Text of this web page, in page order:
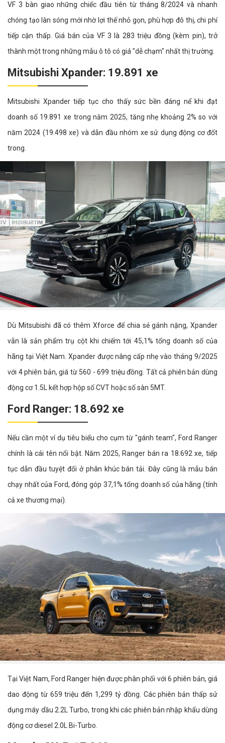
VF 3 bàn giao những chiếc đầu tiên từ tháng 8/2024 và nhanh
chóng tạo làn sóng mới nhờ lợi thế nhỏ gọn, phù hợp đô thị, chi phí
tiếp cận thấp. Giá bán của VF 3 là 283 triệu đồng (kèm pin), trở
thành một trong những mẫu ô tô có giá "dễ chạm" nhất thị trường.
Mitsubishi Xpander: 19.891 xe
Mitsubishi Xpander tiếp tục cho thấy sức bền đáng nể khi đạt
doanh số 19.891 xe trong năm 2025, tăng nhẹ khoảng 2% so với
năm 2024 (19.498 xe) và dẫn đầu nhóm xe sử dụng động cơ đốt
trong.
Dù Mitsubishi đã có thêm Xforce để chia sẻ gánh nặng, Xpander
vẫn là sản phẩm trụ cột khi chiếm tới 45,1% tổng doanh số của
hãng tại Việt Nam. Xpander được nâng cấp nhẹ vào tháng 9/2025
với 4 phiên bản, giá từ 560 - 699 triệu đồng. Tất cả phiên bản dùng
động cơ 1.5L kết hợp hộp số CVT hoặc số sàn 5MT.
Ford Ranger: 18.692 xe
Nếu cần một ví dụ tiêu biểu cho cụm từ "gánh team", Ford Ranger
chính là cái tên nổi bật. Năm 2025, Ranger bán ra 18.692 xe, tiếp
tục dẫn đầu tuyệt đối ở phân khúc bán tải. Đây cũng là mẫu bán
chạy nhất của Ford, đóng góp 37,1% tổng doanh số của hãng (tính
cả xe thương mại).
Tại Việt Nam, Ford Ranger hiện được phân phối với 6 phiên bản, giá
dao động từ 659 triệu đến 1,299 tỷ đồng. Các phiên bản thấp sử
dụng máy dầu 2.2L Turbo, trong khi các phiên bản nhập khẩu dùng
động cơ diesel 2.0L Bi-Turbo.